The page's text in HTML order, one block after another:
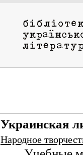
Украинская
Народное